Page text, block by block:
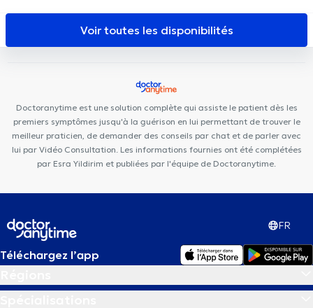
Voir toutes les disponibilités
Doctoranytime est une solution complète qui assiste le patient dès les
premiers symptômes jusqu'à la guérison en lui permettant de trouver le
meilleur praticien, de demander des conseils par chat et de parler avec
lui par Vidéo Consultation. Les informations fournies ont été complétées
par Esra Yildirim et publiées par l'équipe de Doctoranytime.
FR
Téléchargez l’app